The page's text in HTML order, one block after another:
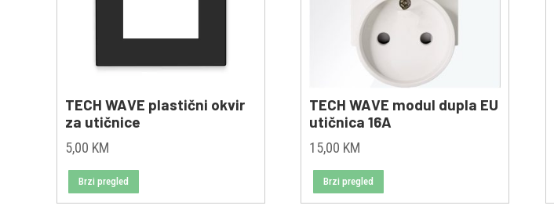
TECH WAVE plastični okvir
za utičnice
5,00 KM
Brzi pregled
TECH WAVE modul dupla EU
utičnica 16A
15,00 KM
Brzi pregled